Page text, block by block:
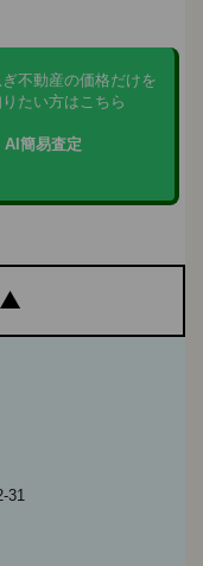
不動産の価格だけを
たい方はこちら
AI簡易査定
31